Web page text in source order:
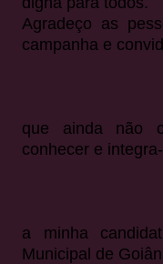
Agradeço as
campanha e
que ainda não
conhecer e
a minha
Municipal de